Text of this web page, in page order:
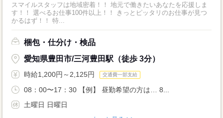
スマイルスタッフは地域密着！！ 地元で働きたいあなたを応援しま
す！！ 選べるお仕事100件以上！！ きっとピッタリのお仕事が見つ
かるはず！！ 特...
梱包・仕分け・検品
愛知県豊田市/三河豊田駅（徒歩 3分）
時給1,200円～2,125円 交通費一部支給
08：00〜17：30 【例】 昼勤希望の方は… 8...
土曜日 日曜日